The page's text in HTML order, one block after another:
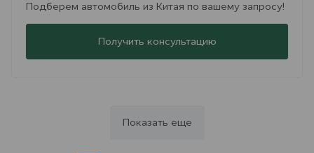
Подберем автомобиль из Китая по вашему запросу!
Получить консультацию
Показать еще